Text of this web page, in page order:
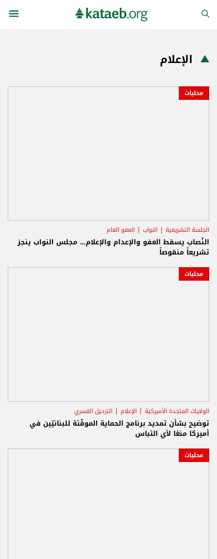
الإعلام
محليات
الجلسة التشريعية النواب العفو العام
النّصاب يسقط العفو والإعدام والإعلام... مجلس النواب ينجز
تشريعاً منقوصاً
محليات
الولايات المتحدة الأميركية الإعلام الترحيل القسري
توضيح بشأن تمديد برنامج الحماية الموقّتة للبنانيّين في
أميركا منعًا لأي التباس
محليات